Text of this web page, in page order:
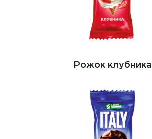
Рожок клубника